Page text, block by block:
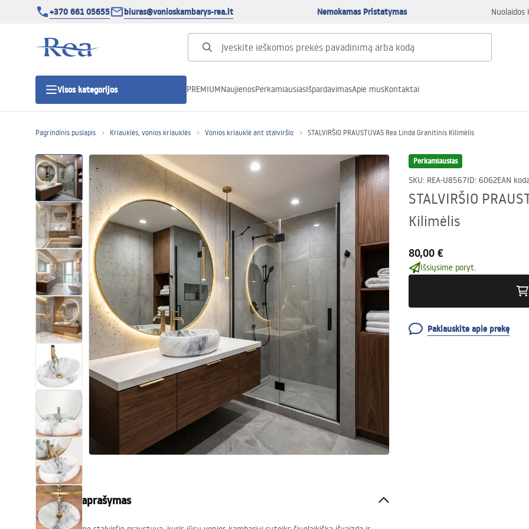
+370 661 05655 biuras@vonioskambarys-rea.lt Nemokamas Pristatymas Nuolaidos
Visos kategorijos
Dušo durys
Vonios dušo padėklai
Linijiniai dušo kanalai
Tualetai
Praustuvas
Vonios ir ekranai
Vonios maišytuvai
Vonios dušai
Virtuvė
Vonios aksesuarai ir baldai
PREMIUMNaujienosPerkamiausiasIšpardavimasApie musKontaktai
Pagrindinis puslapis Kriauklės, vonios kriauklės Vonios kriauklė ant stalviršio STALVIRŠIO PRAUSTUVAS Rea Linda Granitinis Kilimėlis
Perkamiausias
SKU: REA-U8567ID: 6062EAN
STALVIRŠIO
Kilimėlis
80,00 €
Išsiųsime poryt.
Paklauskite apie prekę
Produkto aprašymas